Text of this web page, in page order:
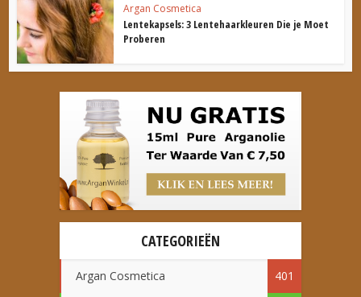
Argan Cosmetica
Lentekapsels: 3 Lentehaarkleuren Die je Moet
Proberen
CATEGORIEËN
Argan Cosmetica 401